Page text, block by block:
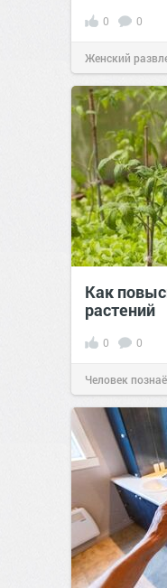
0 0
Женский
сайт.21:26
Как
растений
0 0
Человек